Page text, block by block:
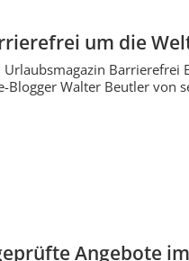
um die
Barrierefrei
Walter Beutler von
Angebote